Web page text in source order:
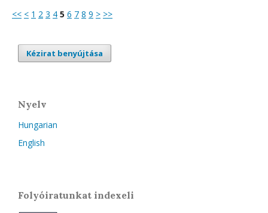
<< < 1 2 3 4 5 6 7 8 9 > >>
Kézirat benyújtása
Nyelv
Hungarian
English
Folyóiratunkat indexeli